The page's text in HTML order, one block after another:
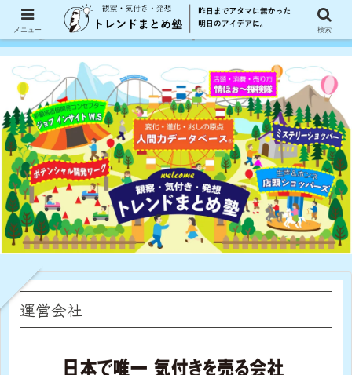
運営会社
メニュー 検索